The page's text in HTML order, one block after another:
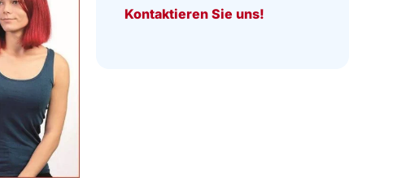
Kontaktieren Sie uns!